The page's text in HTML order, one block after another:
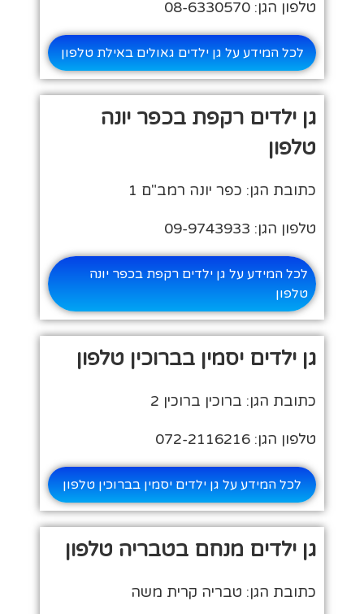
טלפון הגן: 08-6330570
לכל המידע על גן ילדים גאולים באילת טלפון
גן ילדים רקפת בכפר יונה
טלפון
כתובת הגן: כפר יונה רמב"ם 1
טלפון הגן: 09-9743933
לכל המידע על גן ילדים רקפת בכפר יונה
טלפון
גן ילדים יסמין בברוכין טלפון
כתובת הגן: ברוכין ברוכין 2
טלפון הגן: 072-2116216
לכל המידע על גן ילדים יסמין בברוכין טלפון
גן ילדים מנחם בטבריה טלפון
כתובת הגן: טבריה קרית משה